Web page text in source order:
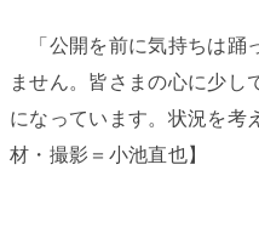
「公開を前に気持ちは踊
ません。皆さまの心に少し
になっています。状況を考
材・撮影＝小池直也】